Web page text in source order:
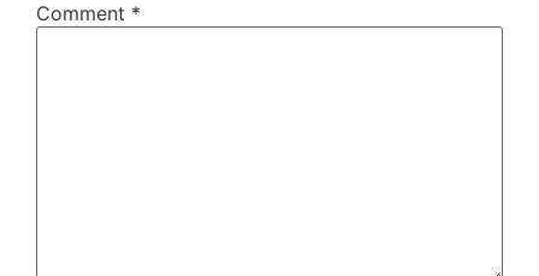
Comment *